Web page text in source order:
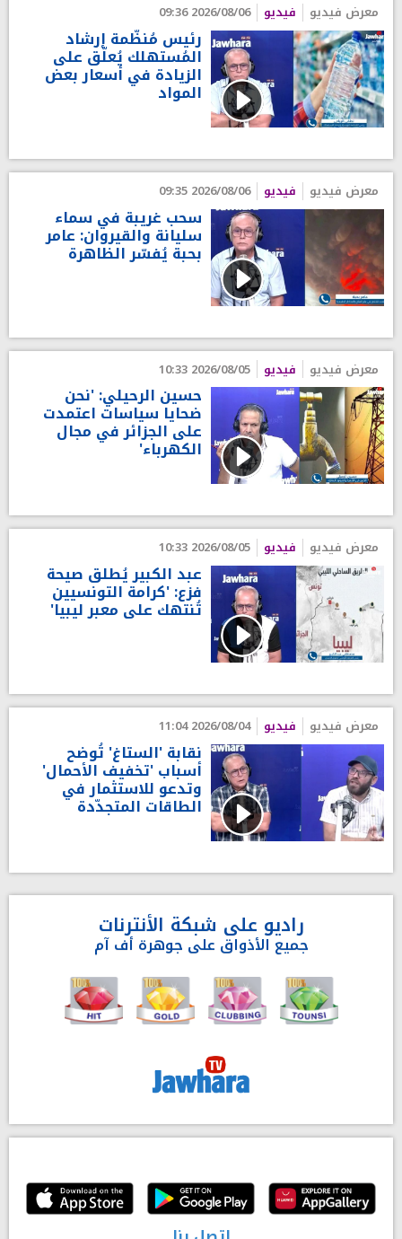
معرض فيديو فيديو 2026/08/06 09:36
رئيس مُنظّمة إرشاد
المُستهلك يُعلّق على
الزيادة في أسعار بعض
المواد
معرض فيديو فيديو 2026/08/06 09:35
سحب غريبة في سماء
سليانة والقيروان: عامر
بحبة يُفسّر الظاهرة
معرض فيديو فيديو 2026/08/05 10:33
حسين الرحيلي: 'نحن
ضحايا سياسات اعتمدت
على الجزائر في مجال
الكهرباء'
معرض فيديو فيديو 2026/08/05 10:33
عبد الكبير يُطلق صيحة
فزع: 'كرامة التونسيين
تُنتهك على معبر ليبيا'
معرض فيديو فيديو 2026/08/04 11:04
نقابة 'الستاغ' تُوضح
أسباب 'تخفيف الأحمال'
وتدعو للاستثمار في
الطاقات المتجدّدة
راديو على شبكة الأنترنات
جميع الأذواق على جوهرة أف آم